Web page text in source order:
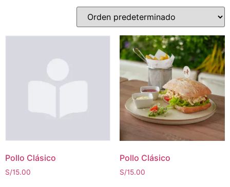
Pollo Clásico
S/15.00
Pollo Clásico
S/15.00